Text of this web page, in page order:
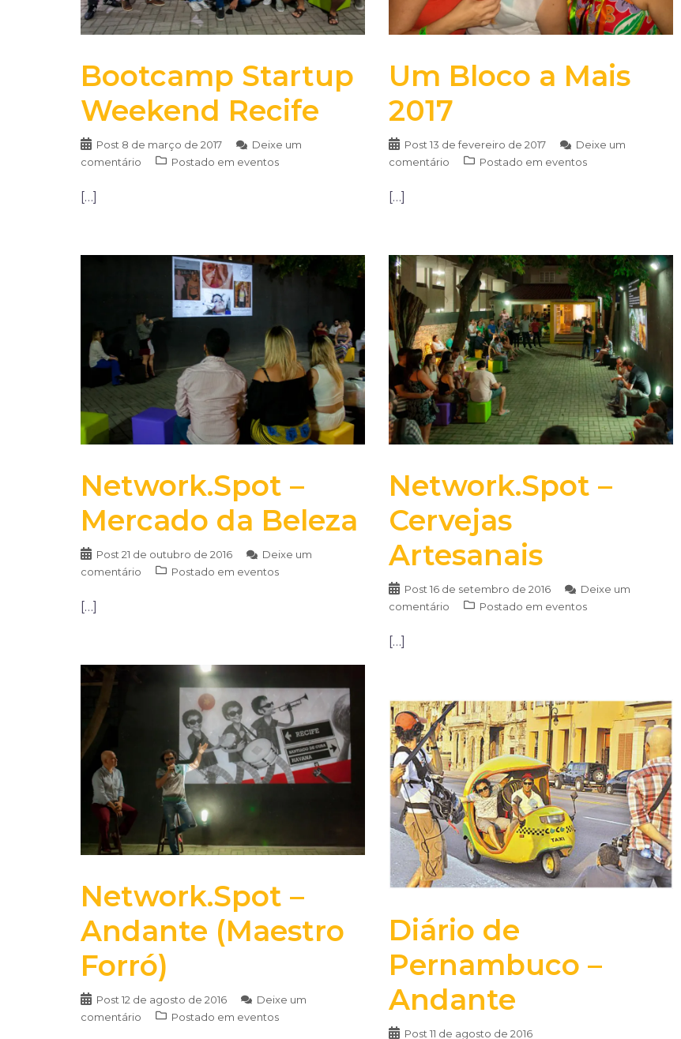
Bootcamp Startup
Weekend Recife
Post 8 de março de 2017
Deixe um
comentário
Postado em eventos
[…]
Um Bloco a Mais
2017
Post13 de fevereiro de 2017
Deixe um
comentário
Postado em eventos
[…]
Network.Spot –
Mercado da Beleza
Post21 de outubro de 2016
Deixe um
comentário
Postado em eventos
[…]
Network.Spot –
Cervejas
Artesanais
Post16 de setembro de 2016
Deixe um
comentário
Postado em eventos
[…]
Network.Spot –
Andante (Maestro
Forró)
Post 12 de agosto de 2016
Deixe um
comentário
Postado em eventos
Diário de
Pernambuco –
Andante
Post 11 de agosto de 2016